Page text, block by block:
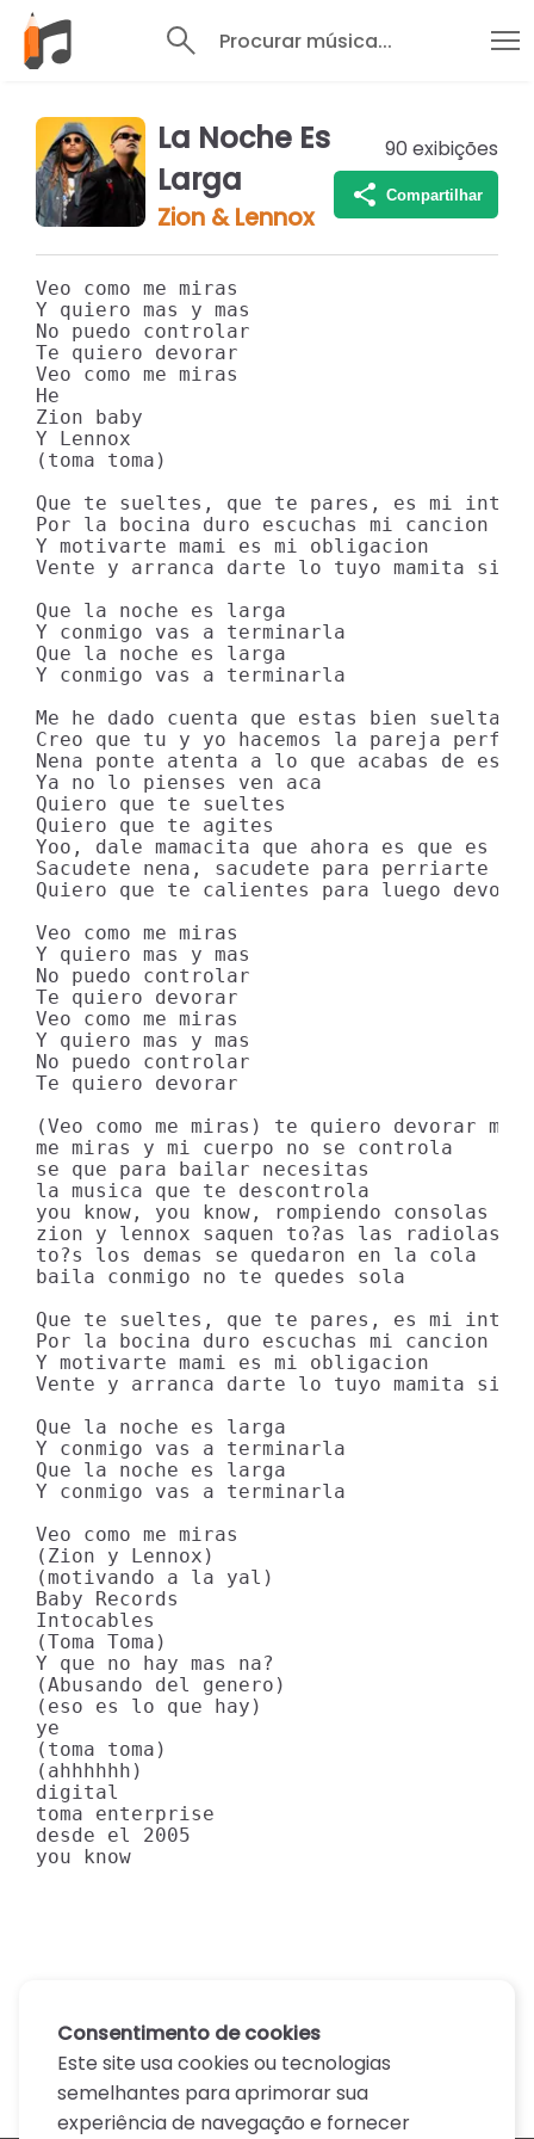
Procurar música...
La Noche Es
Larga
Zion & Lennox
90 exibições
Compartilhar
Veo como me miras
Y quiero mas y mas
No puedo controlar
Te quiero devorar
Veo como me miras
He
Zion baby
Y Lennox
(toma toma)
Que te sueltes, que te pares, es mi
Por la bocina duro escuchas mi cancion
Y motivarte mami es mi obligacion
Vente y arranca darte lo tuyo mamita sin
Que la noche es larga
Y conmigo vas a terminarla
Que la noche es larga
Y conmigo vas a terminarla
Me he dado cuenta que estas bien suelta
Creo que tu y yo hacemos la pareja
Nena ponte atenta a lo que acabas de
Ya no lo pienses ven aca
Quiero que te sueltes
Quiero que te agites
Yoo, dale mamacita que ahora es que es
Sacudete nena, sacudete para perriarte
Quiero que te calientes para luego
Veo como me miras
Y quiero mas y mas
No puedo controlar
Te quiero devorar
Veo como me miras
Y quiero mas y mas
No puedo controlar
Te quiero devorar
(Veo como me miras) te quiero devorar
me miras y mi cuerpo no se controla
se que para bailar necesitas
la musica que te descontrola
you know, you know, rompiendo consolas
zion y lennox saquen to?as las radiolas
to?s los demas se quedaron en la cola
baila conmigo no te quedes sola
Que te sueltes, que te pares, es mi
Por la bocina duro escuchas mi cancion
Y motivarte mami es mi obligacion
Vente y arranca darte lo tuyo mamita sin
Que la noche es larga
Y conmigo vas a terminarla
Que la noche es larga
Y conmigo vas a terminarla
Veo como me miras
(Zion y Lennox)
(motivando a la yal)
Baby Records
Intocables
(Toma Toma)
Y que no hay mas na?
(Abusando del genero)
(eso es lo que hay)
ye
(toma toma)
(ahhhhhh)
digital
toma enterprise
desde el 2005
you know
Consentimento de cookies
Este site usa cookies ou tecnologias
semelhantes para aprimorar sua
experiência de navegação e fornecer